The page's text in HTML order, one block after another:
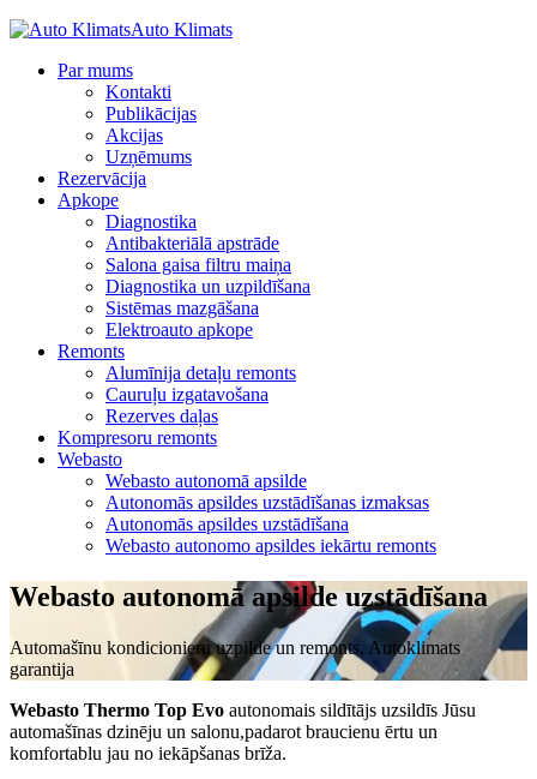
Auto Klimats
Par mums
Kontakti
Publikācijas
Akcijas
Uzņēmums
Rezervācija
Apkope
Diagnostika
Antibakteriālā apstrāde
Salona gaisa filtru maiņa
Diagnostika un uzpildīšana
Sistēmas mazgāšana
Elektroauto apkope
Remonts
Alumīnija detaļu remonts
Cauruļu izgatavošana
Rezerves daļas
Kompresoru remonts
Webasto
Webasto autonomā apsilde
Autonomās apsildes uzstādīšanas izmaksas
Autonomās apsildes uzstādīšana
Webasto autonomo apsildes iekārtu remonts
Webasto autonomā apsilde uzstādīšana
Automašīnu kondicionieru uzpilde un remonts, Autoklimats
garantija
Webasto Thermo Top Evo autonomais sildītājs uzsildīs Jūsu
automašīnas dzinēju un salonu,padarot braucienu ērtu un
komfortablu jau no iekāpšanas brīža.